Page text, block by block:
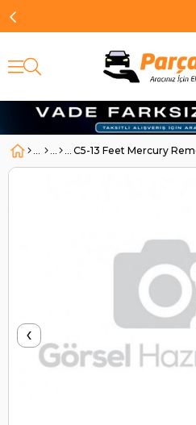
C5-13 Feet Mercury
‹